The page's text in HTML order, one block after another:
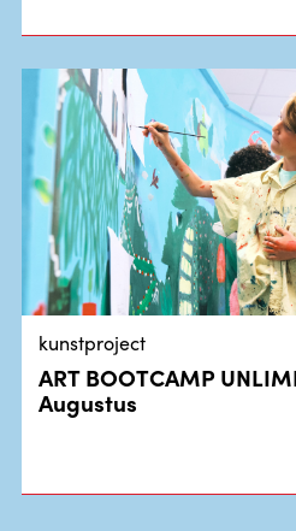
kunstproject
ART BOOTCAMP
Augustus